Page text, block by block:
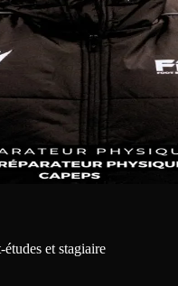
et stagiaire